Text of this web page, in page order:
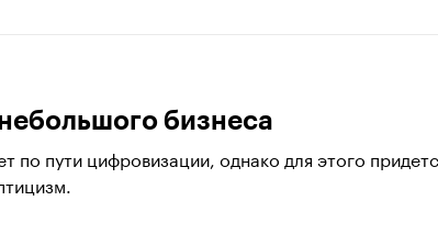
бизнеса
по пути цифровизации, однако для этого